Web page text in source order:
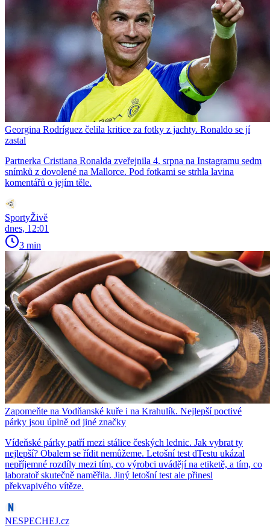
Georgina Rodríguez čelila kritice za fotky z jachty. Ronaldo se jí
zastal
Partnerka Cristiana Ronalda zveřejnila 4. srpna na Instagramu sedm
snímků z dovolené na Mallorce. Pod fotkami se strhla lavina
komentářů o jejím těle.
SportyŽivě
dnes, 12:01
3 min
Zapomeňte na Vodňanské kuře i na Krahulík. Nejlepší poctivé
párky jsou úplně od jiné značky
Vídeňské párky patří mezi stálice českých lednic. Jak vybrat ty
nejlepší? Obalem se řídit nemůžeme. Letošní test dTestu ukázal
nepříjemné rozdíly mezi tím, co výrobci uvádějí na etiketě, a tím, co
laboratoř skutečně naměřila. Jiný letošní test ale přinesl
překvapivého vítěze.
NESPECHEJ.cz